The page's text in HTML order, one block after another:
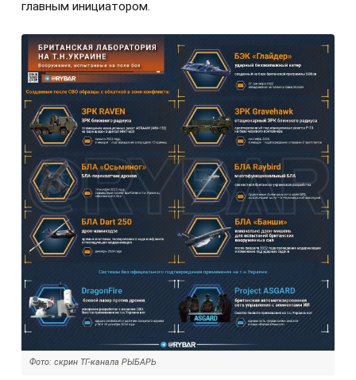
главным инициатором.
Фото: скрин ТГ-канала РЫБАРЬ